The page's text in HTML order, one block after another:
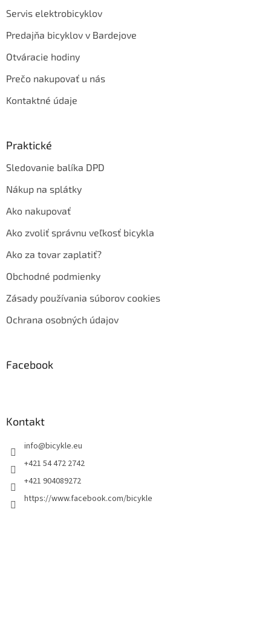
Servis elektrobicyklov
Predajňa bicyklov v Bardejove
Otváracie hodiny
Prečo nakupovať u nás
Kontaktné údaje
Praktické
Sledovanie balíka DPD
Nákup na splátky
Ako nakupovať
Ako zvoliť správnu veľkosť bicykla
Ako za tovar zaplatiť?
Obchodné podmienky
Zásady používania súborov cookies
Ochrana osobných údajov
Facebook
Kontakt
info@bicykle.eu
+421 54 472 2742
+421 904089272
https://www.facebook.com/bicykle